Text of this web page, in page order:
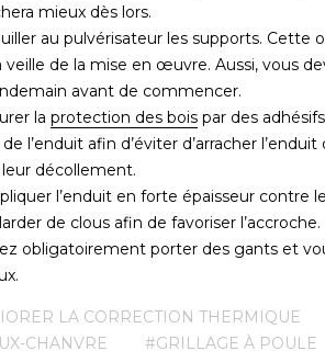
mieux dès lors.
au pulvérisateur les supports. Cette
de la mise en œuvre. Aussi, vous
avant de commencer.
la protection des bois par des
l’enduit afin d’éviter d’arracher l’enduit
décollement.
l’enduit en forte épaisseur contre
de clous afin de favoriser l’accroche.
obligatoirement porter des gants et
LA CORRECTION THERMIQUE
CHANVRE
#GRILLAGE À POULE